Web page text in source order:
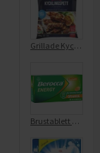
Grillade Kycklingspett
Brustablett Energy Orange Sockerfri